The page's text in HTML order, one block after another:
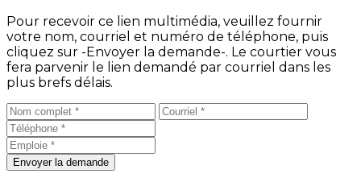
Pour recevoir ce lien multimédia, veuillez fournir
votre nom, courriel et numéro de téléphone, puis
cliquez sur -Envoyer la demande-. Le courtier vous
fera parvenir le lien demandé par courriel dans les
plus brefs délais.
Envoyer la demande